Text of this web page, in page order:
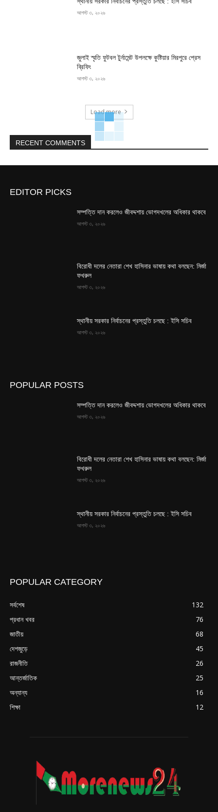
আগস্ট ৩, ২০২৬
জুলাই স্মৃতি ফুটবল টুর্নামেন্ট উপলক্ষে কুষ্টিয়ার মিরপুরে প্রেস
ব্রিফিং
আগস্ট ৩, ২০২৬
Load more
RECENT COMMENTS
EDITOR PICKS
সম্পত্তি দান করলেও জীবদ্দশায় ভোগদখলের অধিকার থাকবে
আগস্ট ৩, ২০২৬
বিরোধী দলের নেতারা শেখ হাসিনার ভাষায় কথা বলছেন: মির্জা
ফখরুল
আগস্ট ৩, ২০২৬
স্থানীয় সরকার নির্বাচনের প্রস্তুতি চলছে : ইসি সচিব
আগস্ট ৩, ২০২৬
POPULAR POSTS
সম্পত্তি দান করলেও জীবদ্দশায় ভোগদখলের অধিকার থাকবে
আগস্ট ৩, ২০২৬
বিরোধী দলের নেতারা শেখ হাসিনার ভাষায় কথা বলছেন: মির্জা
ফখরুল
আগস্ট ৩, ২০২৬
স্থানীয় সরকার নির্বাচনের প্রস্তুতি চলছে : ইসি সচিব
আগস্ট ৩, ২০২৬
POPULAR CATEGORY
সর্বশেষ
132
প্রধান খবর
76
জাতীয়
68
দেশজুড়ে
45
রাজনীতি
26
আন্তর্জাতিক
25
অন্যান্য
16
শিক্ষা
12